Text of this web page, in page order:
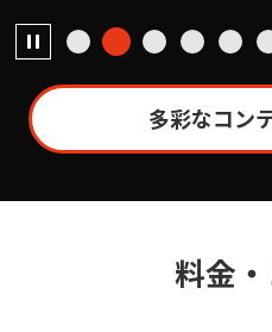
多彩なコン
料金